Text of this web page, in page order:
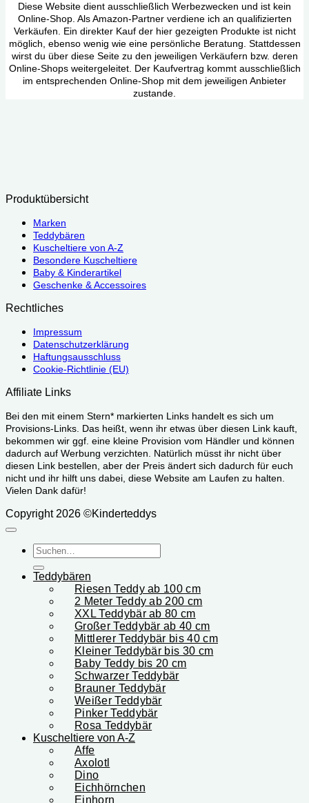
Diese Website dient ausschließlich Werbezwecken und ist kein
Online-Shop. Als Amazon-Partner verdiene ich an qualifizierten
Verkäufen. Ein direkter Kauf der hier gezeigten Produkte ist nicht
möglich, ebenso wenig wie eine persönliche Beratung. Stattdessen
wirst du über diese Seite zu den jeweiligen Verkäufern bzw. deren
Online-Shops weitergeleitet. Der Kaufvertrag kommt ausschließlich
im entsprechenden Online-Shop mit dem jeweiligen Anbieter
zustande.
Produktübersicht
Marken
Teddybären
Kuscheltiere von A-Z
Besondere Kuscheltiere
Baby & Kinderartikel
Geschenke & Accessoires
Rechtliches
Impressum
Datenschutzerklärung
Haftungsausschluss
Cookie-Richtlinie (EU)
Affiliate Links
Bei den mit einem Stern* markierten Links handelt es sich um
Provisions-Links. Das heißt, wenn ihr etwas über diesen Link kauft,
bekommen wir ggf. eine kleine Provision vom Händler und können
dadurch auf Werbung verzichten. Natürlich müsst ihr nicht über
diesen Link bestellen, aber der Preis ändert sich dadurch für euch
nicht und ihr hilft uns dabei, diese Website am Laufen zu halten.
Vielen Dank dafür!
Copyright 2026 ©Kinderteddys
Suchen
nach:
Teddybären
Riesen Teddy ab 100 cm
2 Meter Teddy ab 200 cm
XXL Teddybär ab 80 cm
Großer Teddybär ab 40 cm
Mittlerer Teddybär bis 40 cm
Kleiner Teddybär bis 30 cm
Baby Teddy bis 20 cm
Schwarzer Teddybär
Brauner Teddybär
Weißer Teddybär
Pinker Teddybär
Rosa Teddybär
Kuscheltiere von A-Z
Affe
Axolotl
Dino
Eichhörnchen
Einhorn